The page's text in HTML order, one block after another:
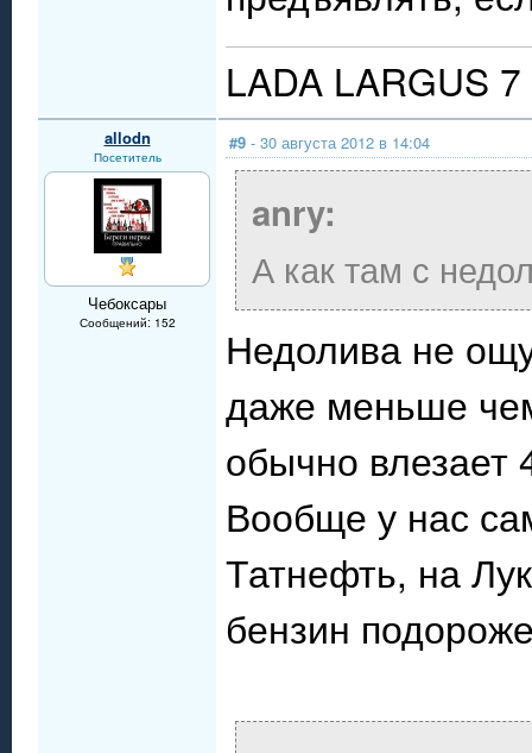
LADA LARGUS
allodn
Посетитель
Чебоксары
Сообщений: 152
#9 - 30 августа 2012 в 14:04
anry:
А как там с
Недолива не
даже меньше
обычно влезает
Вообще у нас
Татнефть, на
бензин